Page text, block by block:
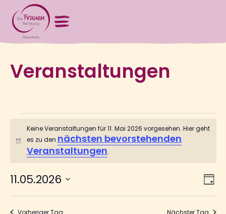
Veranstaltungen
Hinweis
Keine Veranstaltungen für 11. Mai 2026 vorgesehen. Hier geht
es zu den nächsten bevorstehenden
Veranstaltungen.
Tag
11.05.2026
wählen.
Vorheriger Tag Nächster Tag